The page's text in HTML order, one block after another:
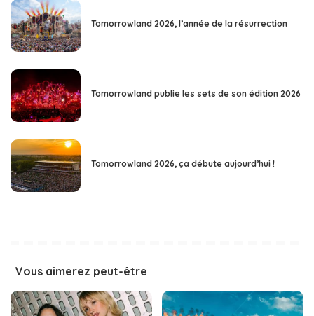
Tomorrowland 2026, l’année de la résurrection
Tomorrowland publie les sets de son édition 2026
Tomorrowland 2026, ça débute aujourd’hui !
Vous aimerez peut-être